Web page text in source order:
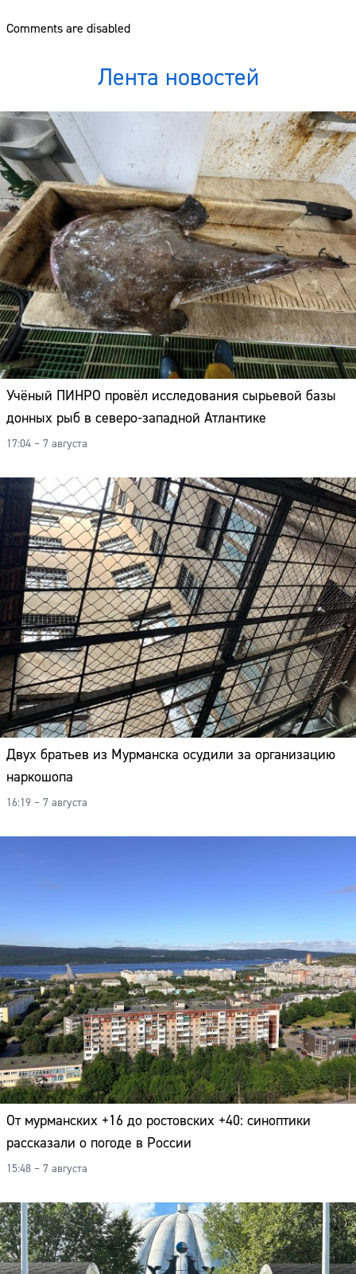
Comments are disabled
Лента новостей
Учёный ПИНРО провёл исследования сырьевой базы
донных рыб в северо-западной Атлантике
17:04 – 7 августа
Двух братьев из Мурманска осудили за организацию
наркошопа
16:19 – 7 августа
От мурманских +16 до ростовских +40: синоптики
рассказали о погоде в России
15:48 – 7 августа